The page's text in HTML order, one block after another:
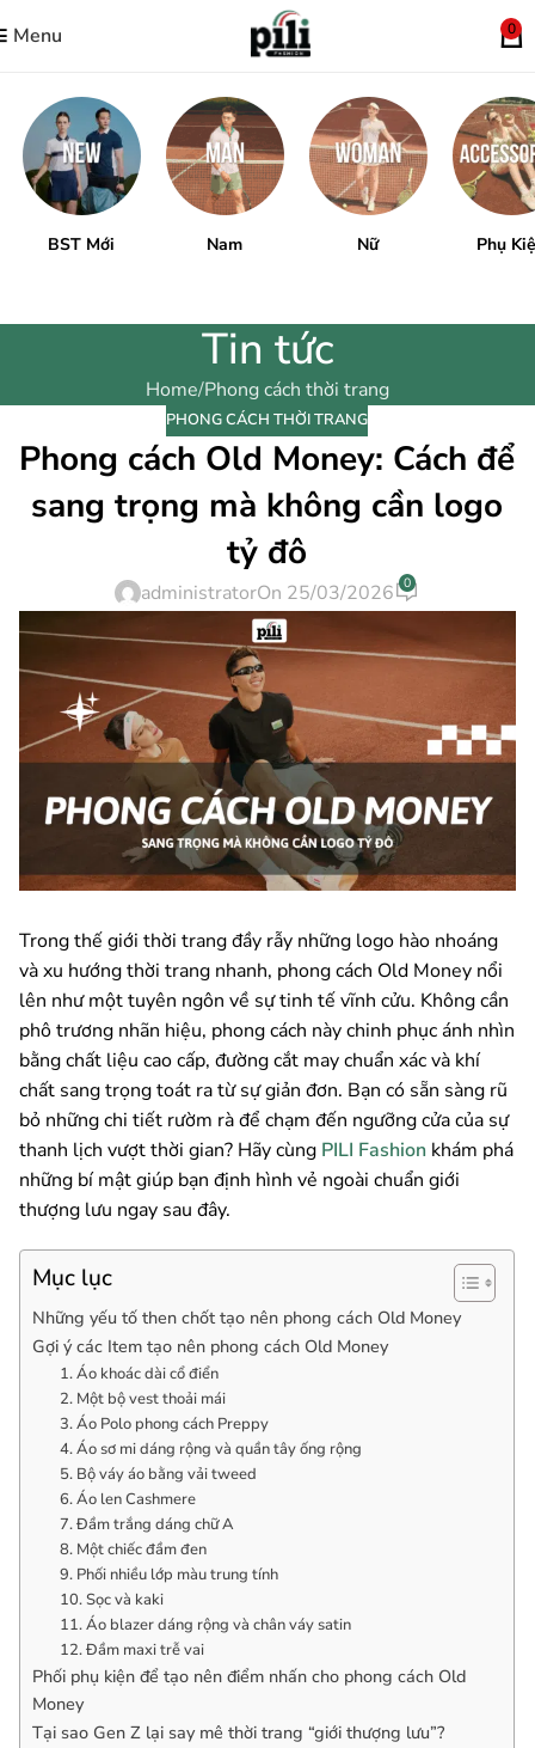
Menu 0
BST Mới Nam Nữ Phụ
Tin tức
Home Phong cách thời trang
PHONG CÁCH THỜI TRANG
Phong cách Old Money: Cách để
sang trọng mà không cần logo
tỷ đô
administratorOn 25/03/2026 0
Trong thế giới thời trang đầy rẫy những logo hào nhoáng
và xu hướng thời trang nhanh, phong cách Old Money nổi
lên như một tuyên ngôn về sự tinh tế vĩnh cửu. Không cần
phô trương nhãn hiệu, phong cách này chinh phục ánh nhìn
bằng chất liệu cao cấp, đường cắt may chuẩn xác và khí
chất sang trọng toát ra từ sự giản đơn. Bạn có sẵn sàng rũ
bỏ những chi tiết rườm rà để chạm đến ngưỡng cửa của sự
thanh lịch vượt thời gian? Hãy cùng PILI Fashion khám phá
những bí mật giúp bạn định hình vẻ ngoài chuẩn giới
thượng lưu ngay sau đây.
Mục lục
Những yếu tố then chốt tạo nên phong cách Old Money
Gợi ý các Item tạo nên phong cách Old Money
1. Áo khoác dài cổ điển
2. Một bộ vest thoải mái
3. Áo Polo phong cách Preppy
4. Áo sơ mi dáng rộng và quần tây ống rộng
5. Bộ váy áo bằng vải tweed
6. Áo len Cashmere
7. Đầm trắng dáng chữ A
8. Một chiếc đầm đen
9. Phối nhiều lớp màu trung tính
10. Sọc và kaki
11. Áo blazer dáng rộng và chân váy satin
12. Đầm maxi trễ vai
Phối phụ kiện để tạo nên điểm nhấn cho phong cách Old
Money
Tại sao Gen Z lại say mê thời trang “giới thượng lưu”?